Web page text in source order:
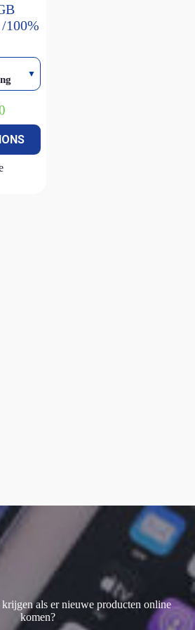
100%
krijgen als er nieuwe producten online
komen?